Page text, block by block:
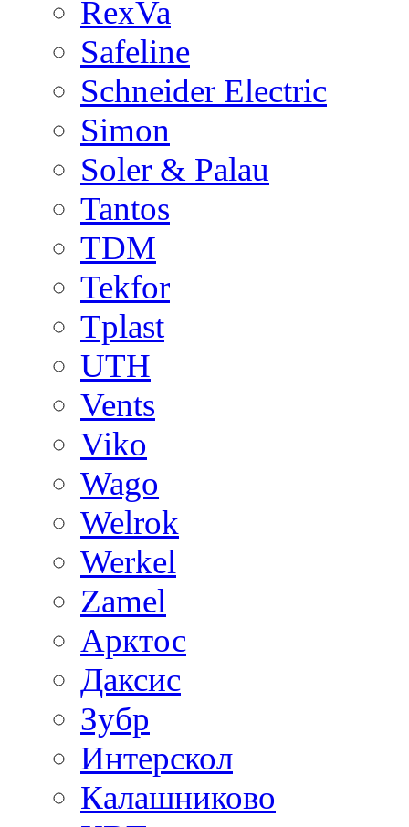
RexVa
Safeline
Schneider Electric
Simon
Soler & Palau
Tantos
TDM
Tekfor
Tplast
UTH
Vents
Viko
Wago
Welrok
Werkel
Zamel
Арктос
Даксис
Зубр
Интерскол
Калашниково